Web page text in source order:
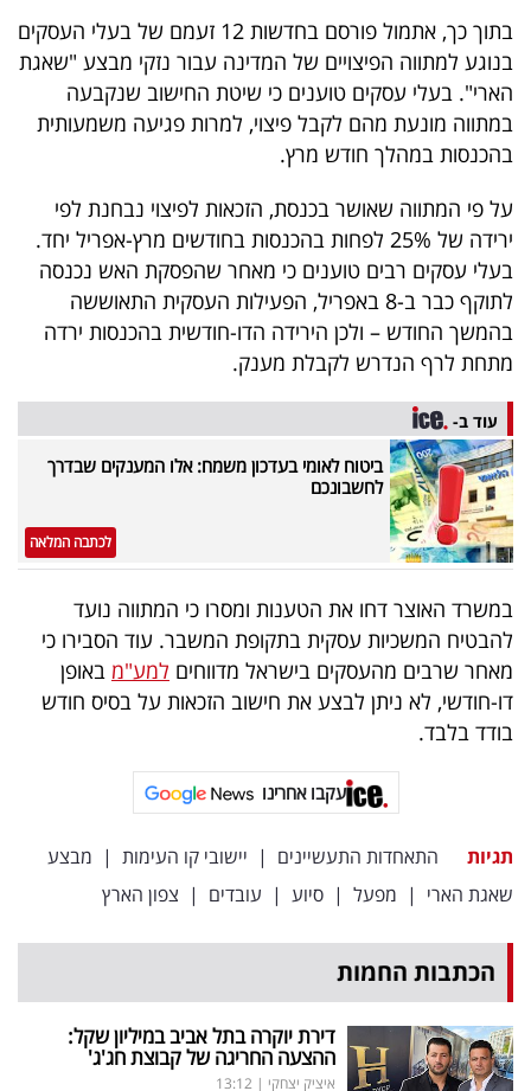
UNDER
40
שיתופי
דרושים
ניוזלטרים
מייל
אדום
פרסמו
באייס
עקבו
אחרינו:
בתוך כך, אתמול פורסם בחדשות 12 זעמם של בעלי העסקים
בנוגע למתווה הפיצויים של המדינה עבור נזקי מבצע "שאגת
הארי". בעלי עסקים טוענים כי שיטת החישוב שנקבעה
במתווה מונעת מהם לקבל פיצוי, למרות פגיעה משמעותית
בהכנסות במהלך חודש מרץ.
על פי המתווה שאושר בכנסת, הזכאות לפיצוי נבחנת לפי
ירידה של 25% לפחות בהכנסות בחודשים מרץ-אפריל יחד.
בעלי עסקים רבים טוענים כי מאחר שהפסקת האש נכנסה
לתוקף כבר ב-8 באפריל, הפעילות העסקית התאוששה
בהמשך החודש – ולכן הירידה הדו-חודשית בהכנסות ירדה
מתחת לרף הנדרש לקבלת מענק.
עוד ב-
ביטוח לאומי בעדכון משמח: אלו המענקים שבדרך
לחשבונכם
לכתבה המלאה
במשרד האוצר דחו את הטענות ומסרו כי המתווה נועד
להבטיח המשכיות עסקית בתקופת המשבר. עוד הסבירו כי
מאחר שרבים מהעסקים בישראל מדווחים למע"מ באופן
דו-חודשי, לא ניתן לבצע את חישוב הזכאות על בסיס חודש
בודד בלבד.
עקבו אחרינו
תגיות התאחדות התעשיינים | יישובי קו העימות | מבצע
שאגת הארי | מפעל | סיוע | עובדים | צפון הארץ
הכתבות החמות
דירת יוקרה בתל אביב במיליון שקל:
ההצעה החריגה של קבוצת חג'ג'
איציק יצחקי |
13:12